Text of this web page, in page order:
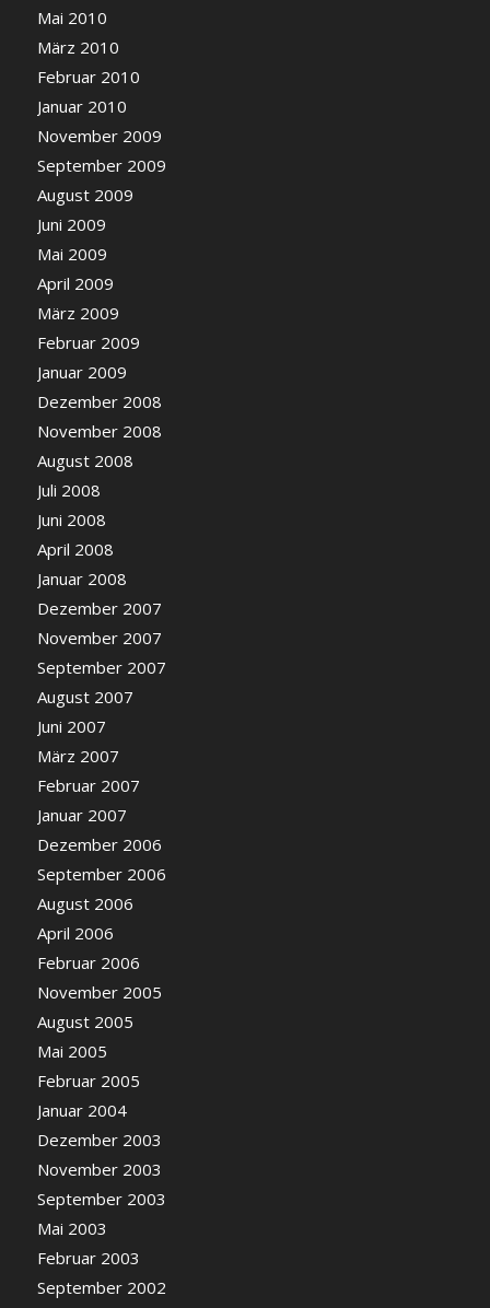
Mai 2010
März 2010
Februar 2010
Januar 2010
November 2009
September 2009
August 2009
Juni 2009
Mai 2009
April 2009
März 2009
Februar 2009
Januar 2009
Dezember 2008
November 2008
August 2008
Juli 2008
Juni 2008
April 2008
Januar 2008
Dezember 2007
November 2007
September 2007
August 2007
Juni 2007
März 2007
Februar 2007
Januar 2007
Dezember 2006
September 2006
August 2006
April 2006
Februar 2006
November 2005
August 2005
Mai 2005
Februar 2005
Januar 2004
Dezember 2003
November 2003
September 2003
Mai 2003
Februar 2003
September 2002